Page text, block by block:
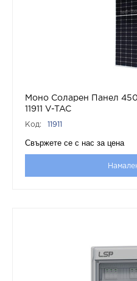
Моно Соларен Панел
11911 V-TAC
Код: 11911
Свържете се с нас за цена